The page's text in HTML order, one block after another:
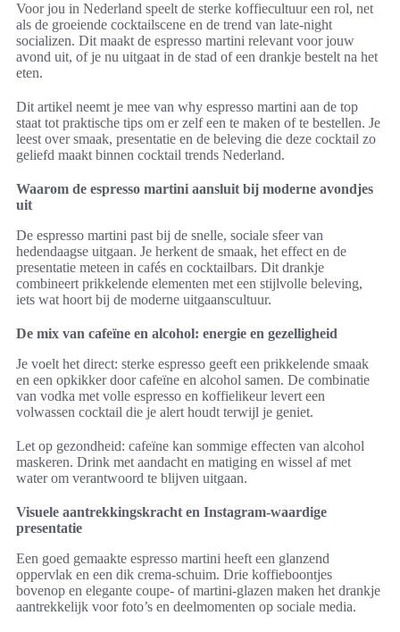
Voor jou in Nederland speelt de sterke koffiecultuur een rol, net
als de groeiende cocktailscene en de trend van late-night
socializen. Dit maakt de espresso martini relevant voor jouw
avond uit, of je nu uitgaat in de stad of een drankje bestelt na het
eten.
Dit artikel neemt je mee van why espresso martini aan de top
staat tot praktische tips om er zelf een te maken of te bestellen. Je
leest over smaak, presentatie en de beleving die deze cocktail zo
geliefd maakt binnen cocktail trends Nederland.
Waarom de espresso martini aansluit bij moderne avondjes
uit
De espresso martini past bij de snelle, sociale sfeer van
hedendaagse uitgaan. Je herkent de smaak, het effect en de
presentatie meteen in cafés en cocktailbars. Dit drankje
combineert prikkelende elementen met een stijlvolle beleving,
iets wat hoort bij de moderne uitgaanscultuur.
De mix van cafeïne en alcohol: energie en gezelligheid
Je voelt het direct: sterke espresso geeft een prikkelende smaak
en een opkikker door cafeïne en alcohol samen. De combinatie
van vodka met volle espresso en koffielikeur levert een
volwassen cocktail die je alert houdt terwijl je geniet.
Let op gezondheid: cafeïne kan sommige effecten van alcohol
maskeren. Drink met aandacht en matiging en wissel af met
water om verantwoord te blijven uitgaan.
Visuele aantrekkingskracht en Instagram-waardige
presentatie
Een goed gemaakte espresso martini heeft een glanzend
oppervlak en een dik crema-schuim. Drie koffieboontjes
bovenop en elegante coupe- of martini-glazen maken het drankje
aantrekkelijk voor foto’s en deelmomenten op sociale media.